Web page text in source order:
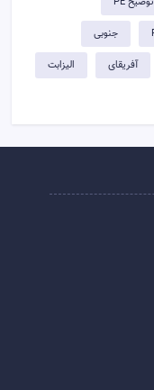
جنوبی
آفریقای الیزابت